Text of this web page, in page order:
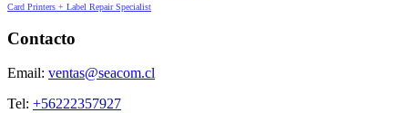
Card Printers + Label Repair Specialist
Contacto
Email: ventas@seacom.cl
Tel: +56222357927